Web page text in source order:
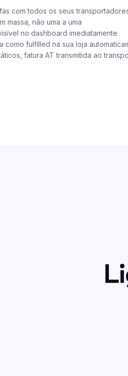
com todos os seus
massa, não uma a uma
no dashboard imediatamente
como fulfilled na sua loja
fatura AT transmitida ao